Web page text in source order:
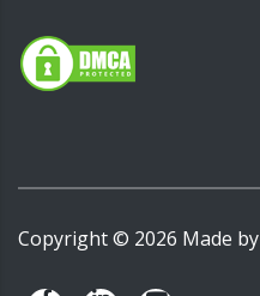
Copyright © 2026 Made by